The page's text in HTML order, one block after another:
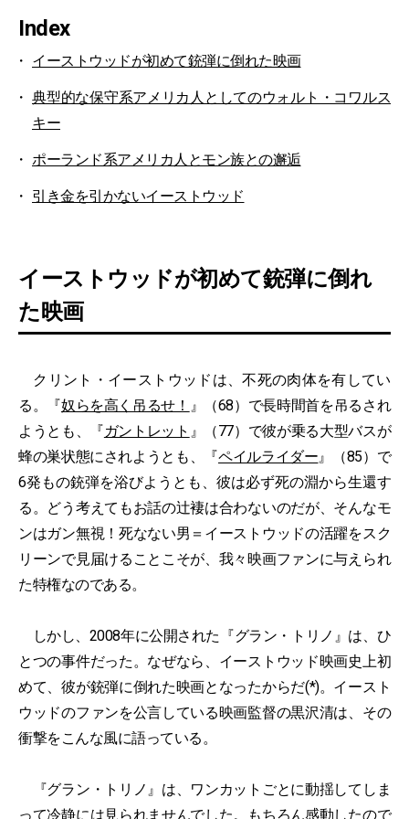
Index
イーストウッドが初めて銃弾に倒れた映画
典型的な保守系アメリカ人としてのウォルト・コワルス
キー
ポーランド系アメリカ人とモン族との邂逅
引き金を引かないイーストウッド
イーストウッドが初めて銃弾に倒れ
た映画
クリント・イーストウッドは、不死の肉体を有してい
る。『奴らを高く吊るせ！ 』（68）で長時間首を吊るされ
ようとも、『ガントレット 』（77）で彼が乗る大型バスが
蜂の巣状態にされようとも、『ペイルライダー』（85）で
6発もの銃弾を浴びようとも、彼は必ず死の淵から生還す
る。どう考えてもお話の辻褄は合わないのだが、そんなモ
ンはガン無視！死なない男＝イーストウッドの活躍をスク
リーンで見届けることこそが、我々映画ファンに与えられ
た特権なのである。
しかし、2008年に公開された『グラン・トリノ』は、ひ
とつの事件だった。なぜなら、イーストウッド映画史上初
めて、彼が銃弾に倒れた映画となったからだ(*)。イースト
ウッドのファンを公言している映画監督の黒沢清は、その
衝撃をこんな風に語っている。
『グラン・トリノ』は、ワンカットごとに動揺してしま
って冷静には見られませんでした。もちろん感動したので